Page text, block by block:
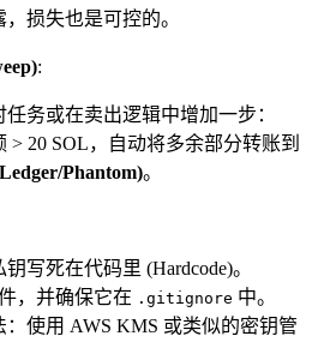
损失也是可控的。
:
务或在卖出逻辑中增加一步：
> 20 SOL，自动将多余部分转账到
Phantom)。
写死在代码里 (Hardcode)。
，并确保它在 .gitignore 中。
：使用 AWS KMS 或类似的密钥管